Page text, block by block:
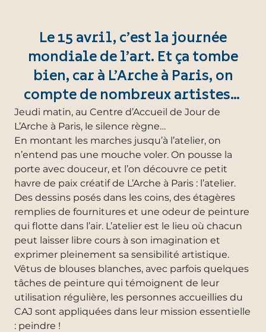
Le 15 avril, c’est la journée
mondiale de l’art. Et ça tombe
bien, car à L’Arche à Paris, on
compte de nombreux artistes…
Jeudi matin, au Centre d’Accueil de Jour de
L’Arche à Paris, le silence règne…
En montant les marches jusqu’à l’atelier, on
n’entend pas une mouche voler. On pousse la
porte avec douceur, et l’on découvre ce petit
havre de paix créatif de L’Arche à Paris : l’atelier.
Des dessins posés dans les coins, des étagères
remplies de fournitures et une odeur de peinture
qui flotte dans l’air. L’atelier est le lieu où chacun
peut laisser libre cours à son imagination et
exprimer pleinement sa sensibilité artistique.
Vêtus de blouses blanches, avec parfois quelques
tâches de peinture qui témoignent de leur
utilisation régulière, les personnes accueillies du
CAJ sont appliquées dans leur mission essentielle
: peindre !